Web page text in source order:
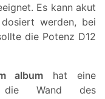
Es kann akut
werden, bei
die Potenz D12
album hat eine
die Wand des